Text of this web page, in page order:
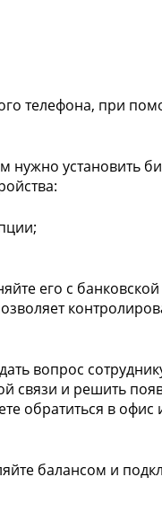
телефона, при
нужно установить
его с
вопрос
связи и решить
обратиться в
балансом и